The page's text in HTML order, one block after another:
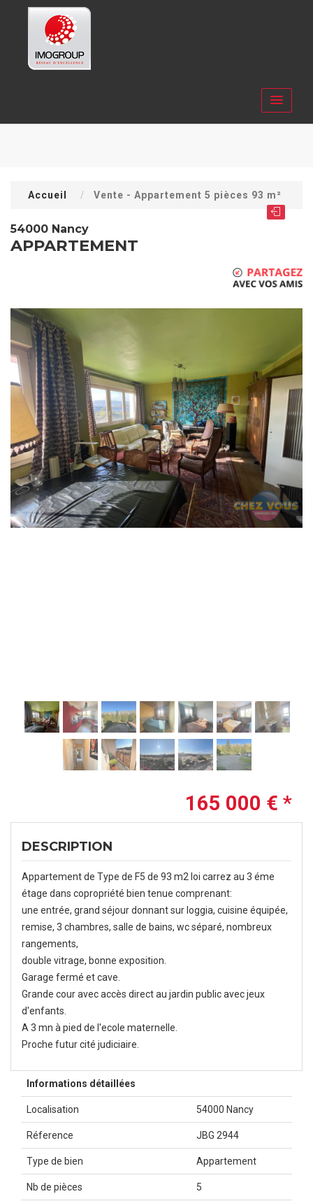
Accueil Vente - Appartement 5 pièces 93 m²
54000 Nancy
APPARTEMENT
165 000 € *
DESCRIPTION
Appartement de Type de F5 de 93 m2 loi carrez au 3 éme
étage dans copropriété bien tenue comprenant:
une entrée, grand séjour donnant sur loggia, cuisine équipée,
remise, 3 chambres, salle de bains, wc séparé, nombreux
rangements,
double vitrage, bonne exposition.
Garage fermé et cave.
Grande cour avec accès direct au jardin public avec jeux
d'enfants.
A 3 mn à pied de l'ecole maternelle.
Proche futur cité judiciaire.
Informations détaillées
Localisation 54000 Nancy
Réference JBG 2944
Type de bien Appartement
Nb de pièces 5